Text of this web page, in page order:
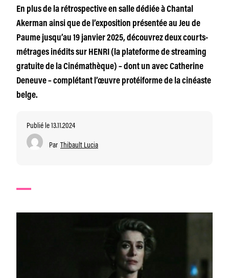
En plus de la rétrospective en salle dédiée à Chantal
Akerman ainsi que de l’exposition présentée au Jeu de
Paume jusqu’au 19 janvier 2025, découvrez deux courts-
métrages inédits sur HENRI (la plateforme de streaming
gratuite de la Cinémathèque) – dont un avec Catherine
Deneuve – complétant l’œuvre protéiforme de la cinéaste
belge.
Publié le 13.11.2024
Par Thibault Lucia